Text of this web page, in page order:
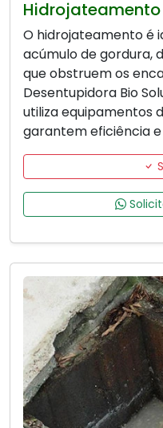
Hidrojateamento
O hidrojateamento é
acúmulo de gordura,
que obstruem os
Desentupidora Bio
utiliza equipamentos
garantem eficiência